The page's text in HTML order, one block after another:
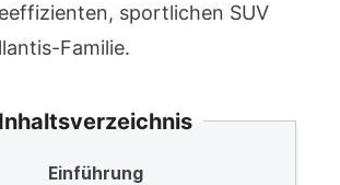
sportlichen SUV
Familie.
Inhaltsverzeichnis
Einführung